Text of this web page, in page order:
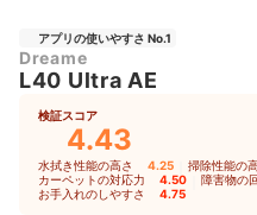
アプリの使いやすさ No.1
Dreame
L40 Ultra AE
検証スコア
4.43
水拭き性能の高さ 4.25 掃除性能の
カーペットの対応力 4.50 障害物の
お手入れのしやすさ 4.75